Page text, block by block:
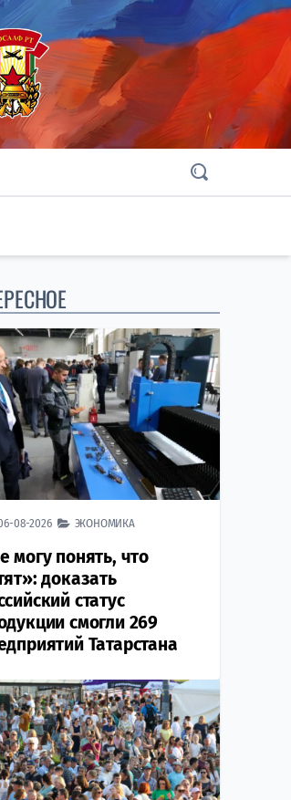
08-2026 ЭКОНОМИКА
могу понять, что
доказать
статус
смогли 269
Татарстана